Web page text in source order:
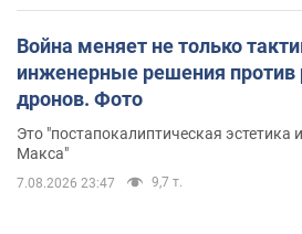
Война меняет не только
инженерные решения против
дронов. Фото
Это "постапокалиптическая эстетика
Макса"
7.08.2026 23:47 9,7 т.